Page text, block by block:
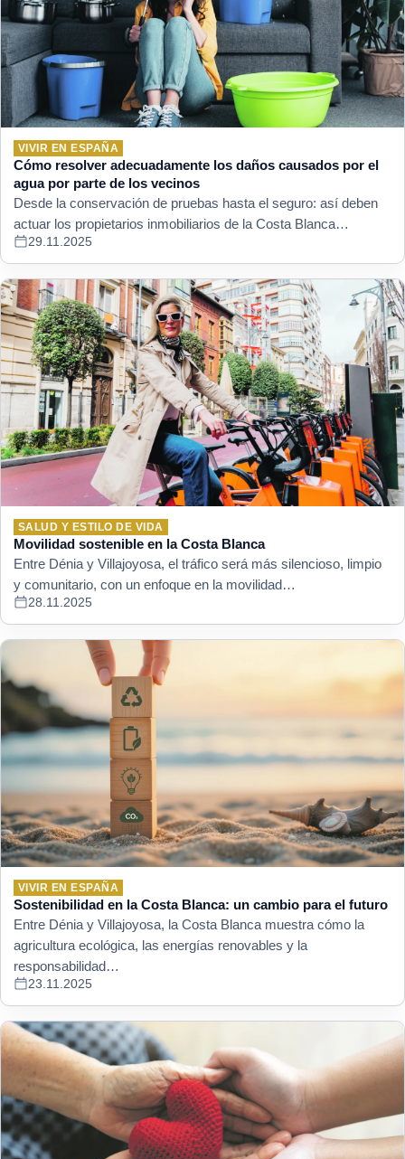
VIVIR EN ESPAÑA
Cómo resolver adecuadamente los daños causados por el
agua por parte de los vecinos
Desde la conservación de pruebas hasta el seguro: así deben
actuar los propietarios inmobiliarios de la Costa Blanca…
29.11.2025
SALUD Y ESTILO DE VIDA
Movilidad sostenible en la Costa Blanca
Entre Dénia y Villajoyosa, el tráfico será más silencioso, limpio
y comunitario, con un enfoque en la movilidad…
28.11.2025
VIVIR EN ESPAÑA
Sostenibilidad en la Costa Blanca: un cambio para el futuro
Entre Dénia y Villajoyosa, la Costa Blanca muestra cómo la
agricultura ecológica, las energías renovables y la
responsabilidad…
23.11.2025